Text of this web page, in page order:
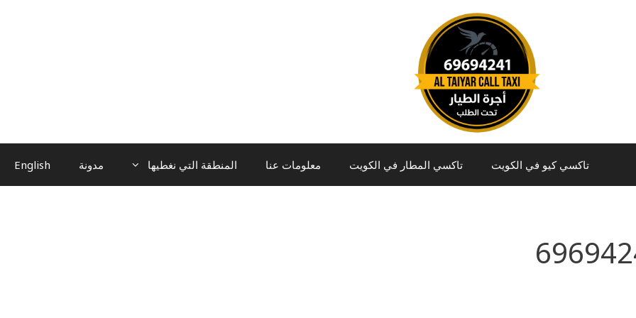
تاكسي كيو في الكويت تاكسي المطار في الكويت معلومات عنا المنطقة التي نغطيها مدونة English